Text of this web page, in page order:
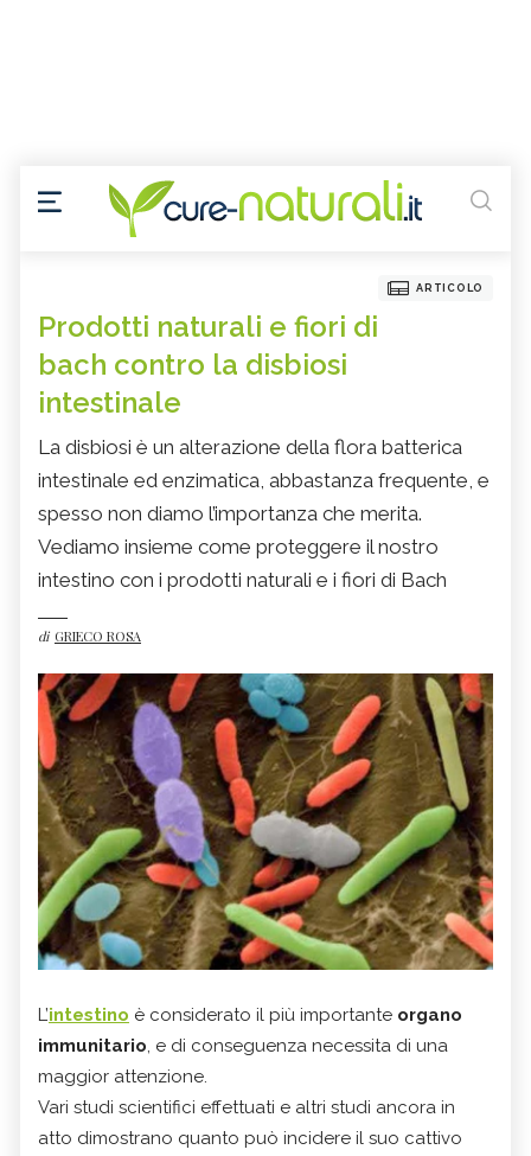
ARTICOLO
Prodotti naturali e fiori di
bach contro la disbiosi
intestinale
La disbiosi è un alterazione della flora batterica
intestinale ed enzimatica, abbastanza frequente, e
spesso non diamo l’importanza che merita.
Vediamo insieme come proteggere il nostro
intestino con i prodotti naturali e i fiori di Bach
di GRIECO ROSA
L’intestino è considerato il più importante organo
immunitario, e di conseguenza necessita di una
maggior attenzione.
Vari studi scientifici effettuati e altri studi ancora in
atto dimostrano quanto può incidere il suo cattivo